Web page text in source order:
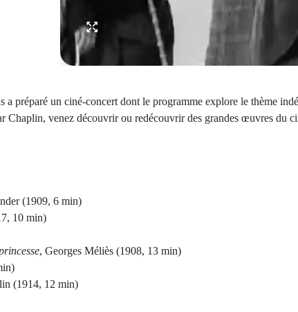
préparé un ciné-concert dont le programme explore le thème
Chaplin, venez découvrir ou redécouvrir des grandes œuvres du
(1909, 6 min)
10 min)
, Georges Méliès (1908, 13 min)
(1914, 12 min)